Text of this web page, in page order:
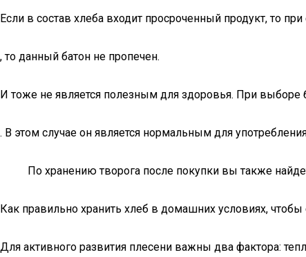
Если в состав хлеба входит просроченный продукт, то
, то данный батон не пропечен.
И тоже не является полезным для здоровья. При выборе
. В этом случае он является нормальным для
По хранению творога после покупки вы также
Как правильно хранить хлеб в домашних условиях,
Для активного развития плесени важны два фактора: